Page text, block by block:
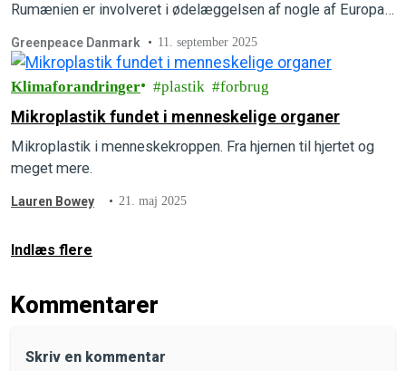
Rumænien er involveret i ødelæggelsen af nogle af Europas
Greenpeace Danmark 11. september 2025
Klimaforandringer plastik forbrug
Mikroplastik fundet i menneskelige organer
Mikroplastik i menneskekroppen. Fra hjernen til hjertet og
meget mere.
Lauren Bowey 21. maj 2025
Indlæs flere
Kommentarer
Skriv en kommentar